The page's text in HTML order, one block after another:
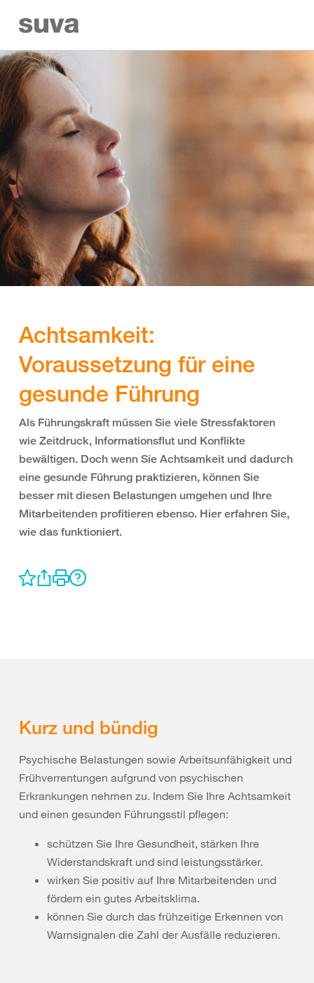
Achtsamkeit:
Voraussetzung für eine
gesunde Führung
Als Führungskraft müssen Sie viele Stressfaktoren
wie Zeitdruck, Informationsflut und Konflikte
bewältigen. Doch wenn Sie Achtsamkeit und dadurch
eine gesunde Führung praktizieren, können Sie
besser mit diesen Belastungen umgehen und Ihre
Mitarbeitenden profitieren ebenso. Hier erfahren Sie,
wie das funktioniert.
Kurz und bündig
Psychische Belastungen sowie Arbeitsunfähigkeit und
Frühverrentungen aufgrund von psychischen
Erkrankungen nehmen zu. Indem Sie Ihre Achtsamkeit
und einen gesunden Führungsstil pflegen:
schützen Sie Ihre Gesundheit, stärken Ihre
Widerstandskraft und sind leistungsstärker.
wirken Sie positiv auf Ihre Mitarbeitenden und
fördern ein gutes Arbeitsklima.
können Sie durch das frühzeitige Erkennen von
Warnsignalen die Zahl der Ausfälle reduzieren.